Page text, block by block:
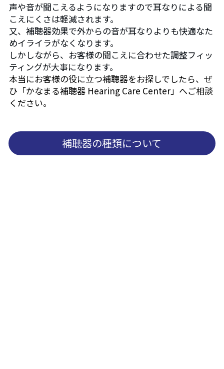
声や音が聞こえるようになりますので耳なりによる聞
こえにくさは軽減されます。
又、補聴器効果で外からの音が耳なりよりも快適なた
めイライラがなくなります。
しかしながら、お客様の聞こえに合わせた調整フィッ
ティングが大事になります。
本当にお客様の役に立つ補聴器をお探しでしたら、ぜ
ひ「かなまる補聴器 Hearing Care Center」へご相談
ください。
補聴器の種類について